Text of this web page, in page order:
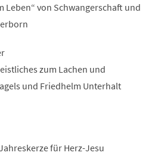
Leben“ von Schwangerschaft und
zum Lachen und
und Friedhelm Unterhalt
für Herz-Jesu